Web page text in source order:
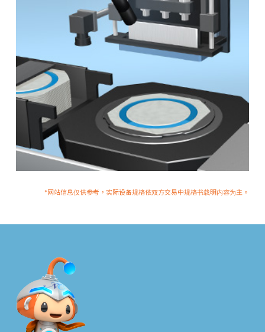
*网站信息仅供参考，实际设备规格依双方交易中规格书载明内容为主。